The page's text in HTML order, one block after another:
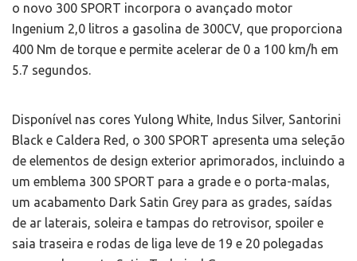
o novo 300 SPORT incorpora o avançado motor
Ingenium 2,0 litros a gasolina de 300CV, que proporciona
400 Nm de torque e permite acelerar de 0 a 100 km/h em
5.7 segundos.
Disponível nas cores Yulong White, Indus Silver, Santorini
Black e Caldera Red, o 300 SPORT apresenta uma seleção
de elementos de design exterior aprimorados, incluindo a
um emblema 300 SPORT para a grade e o porta-malas,
um acabamento Dark Satin Grey para as grades, saídas
de ar laterais, soleira e tampas do retrovisor, spoiler e
saia traseira e rodas de liga leve de 19 e 20 polegadas